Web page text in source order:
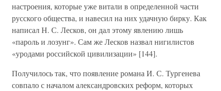
настроения, которые уже витали в определенной части
русского общества, и навесил на них удачную бирку. Как
написал Н. С. Лесков, он дал этому явлению лишь
«пароль и лозунг». Сам же Лесков назвал нигилистов
«уродами российской цивилизации» [144].
Получилось так, что появление романа И. С. Тургенева
совпало с началом александровских реформ, которых